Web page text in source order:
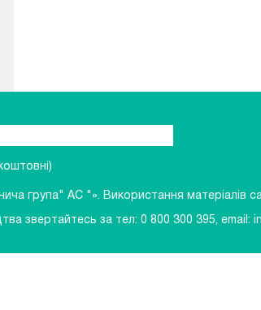
група" АС "». Використання матеріалів
звертайтесь за тел: 0 800 300 395, email: